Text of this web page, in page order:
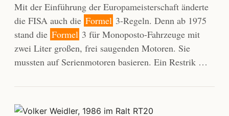
Mit der Einführung der Europameisterschaft änderte
die FISA auch die Formel 3-Regeln. Denn ab 1975
stand die Formel 3 für Monoposto-Fahrzeuge mit
zwei Liter großen, frei saugenden Motoren. Sie
mussten auf Serienmotoren basieren. Ein Restrik …